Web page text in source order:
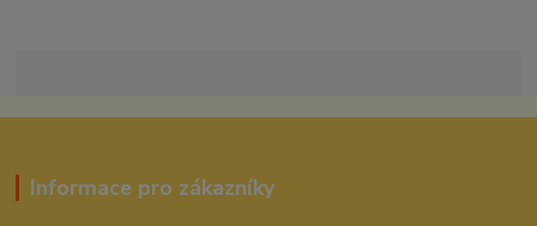
Informace pro zákazníky